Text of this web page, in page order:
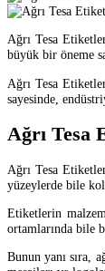
Ağrı Tesa
büyük bir öneme
Ağrı Tesa
sayesinde,
Ağrı
Ağrı Tesa
yüzeylerde bile
Etiketlerin
ortamlarında bile
Bunun yanı sıra,